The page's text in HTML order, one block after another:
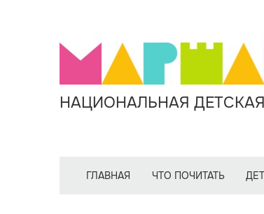
НАЦИОНАЛЬНАЯ
ГЛАВНАЯ ЧТО ПОЧИТАТЬ